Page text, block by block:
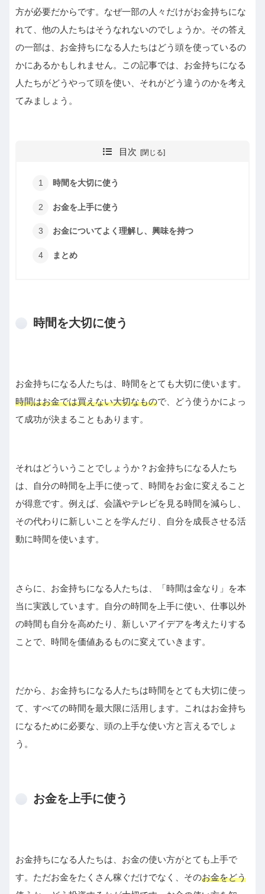
方が必要だからです。なぜ一部の人々だけがお金持ちにな
れて、他の人たちはそうなれないのでしょうか。その答え
の一部は、お金持ちになる人たちはどう頭を使っているの
かにあるかもしれません。この記事では、お金持ちになる
人たちがどうやって頭を使い、それがどう違うのかを考え
てみましょう。
目次
時間を大切に使う
お金を上手に使う
お金についてよく理解し、興味を持つ
まとめ
時間を大切に使う
お金持ちになる人たちは、時間をとても大切に使います。
時間はお金では買えない大切なもので、どう使うかによっ
て成功が決まることもあります。
それはどういうことでしょうか？お金持ちになる人たち
は、自分の時間を上手に使って、時間をお金に変えること
が得意です。例えば、会議やテレビを見る時間を減らし、
その代わりに新しいことを学んだり、自分を成長させる活
動に時間を使います。
さらに、お金持ちになる人たちは、「時間は金なり」を本
当に実践しています。自分の時間を上手に使い、仕事以外
の時間も自分を高めたり、新しいアイデアを考えたりする
ことで、時間を価値あるものに変えていきます。
だから、お金持ちになる人たちは時間をとても大切に使っ
て、すべての時間を最大限に活用します。これはお金持ち
になるために必要な、頭の上手な使い方と言えるでしょ
う。
お金を上手に使う
お金持ちになる人たちは、お金の使い方がとても上手で
す。ただお金をたくさん稼ぐだけでなく、そのお金をどう